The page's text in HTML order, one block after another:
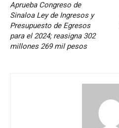
Aprueba Congreso de
Sinaloa Ley de Ingresos y
Presupuesto de Egresos
para el 2024; reasigna 302
millones 269 mil pesos